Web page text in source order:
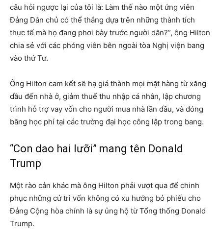
câu hỏi ngược lại của tôi là: Làm thế nào một ứng viên
Đảng Dân chủ có thể thắng dựa trên những thành tích
thực tế mà họ đang phơi bày trước người dân?”, ông Hilton
chia sẻ với các phóng viên bên ngoài tòa Nghị viện bang
vào thứ Tư.
Ông Hilton cam kết sẽ hạ giá thành mọi mặt hàng từ xăng
dầu đến nhà ở, giảm thuế thu nhập cá nhân, lập chương
trình hỗ trợ vay vốn cho người mua nhà lần đầu, và đóng
băng học phí tại các trường đại học công lập trong bang.
“Con dao hai lưỡi” mang tên Donald
Trump
Một rào cản khác mà ông Hilton phải vượt qua để chinh
phục những cử tri vốn không có xu hướng bỏ phiếu cho
Đảng Cộng hòa chính là sự ủng hộ từ Tổng thống Donald
Trump.